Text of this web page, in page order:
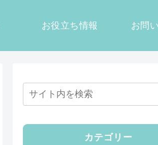
お役立ち情報 お問
カテゴリー